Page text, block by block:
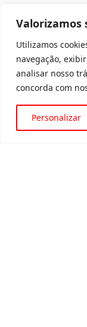
Valorizamos
Utilizamos
navegação,
analisar nosso
concorda com
Personalizar